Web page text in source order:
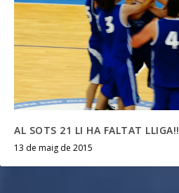
AL SOTS 21 LI HA FALTAT LLIGA!!
13 de maig de 2015